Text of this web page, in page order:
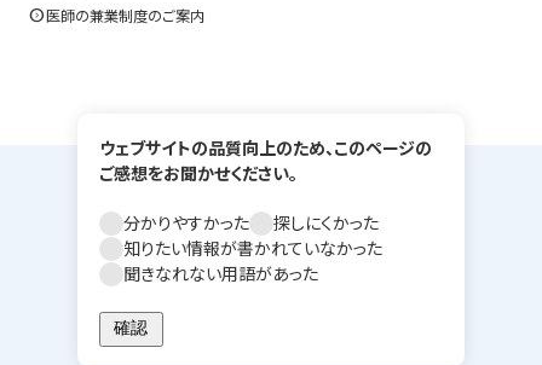
expand_circle_right医師の兼業制度のご案内
ウェブサイトの品質向上のため、このページの
ご感想をお聞かせください。
分かりやすかった
探しにくかった
知りたい情報が書かれていなかった
聞きなれない用語があった